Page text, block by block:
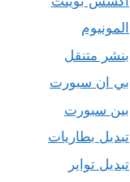
المونيوم
بنشر متنقل
بي ان سبورت
بين سبورت
تبديل بطاريات
تبديل تواير